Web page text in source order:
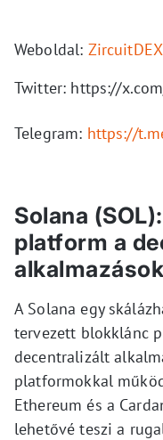
Weboldal: ZircuitDEX
Twitter: https://
Telegram: https://
Solana
platform a
A Solana egy
tervezett blokklánc
decentralizált
platformokkal
Ethereum és a
lehetővé teszi a